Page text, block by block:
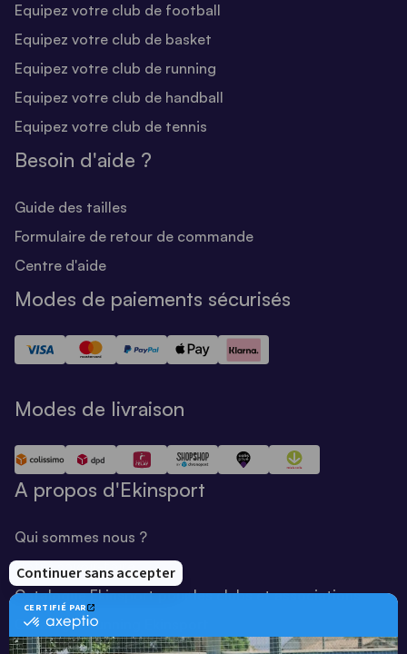
Equipez votre club de football
Equipez votre club de basket
Equipez votre club de running
Equipez votre club de handball
Equipez votre club de tennis
Besoin d'aide ?
Guide des tailles
Formulaire de retour de commande
Centre d'aide
Modes de paiements sécurisés
Modes de livraison
A propos d'Ekinsport
Qui sommes nous ?
Notre savoir-faire
Catalogue Ekinsport pour les clubs et associations
Catalogue running Ekinsport